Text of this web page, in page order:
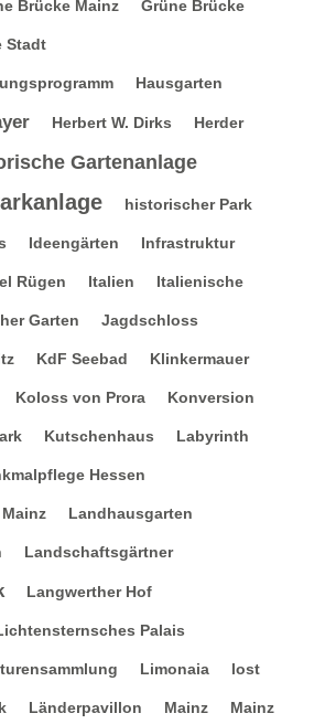
Brücke Mainz Grüne Brücke
Stadt
Hausgarten
Herbert W. Dirks Herder
Gartenanlage
historischer Park
Ideengärten Infrastruktur
Rügen Italien Italienische
Garten Jagdschloss
KdF Seebad Klinkermauer
Koloss von Prora Konversion
Kutschenhaus Labyrinth
Hessen
Landhausgarten
Landschaftsgärtner
Langwerther Hof
Palais
Limonaia lost
Länderpavillon Mainz Mainz